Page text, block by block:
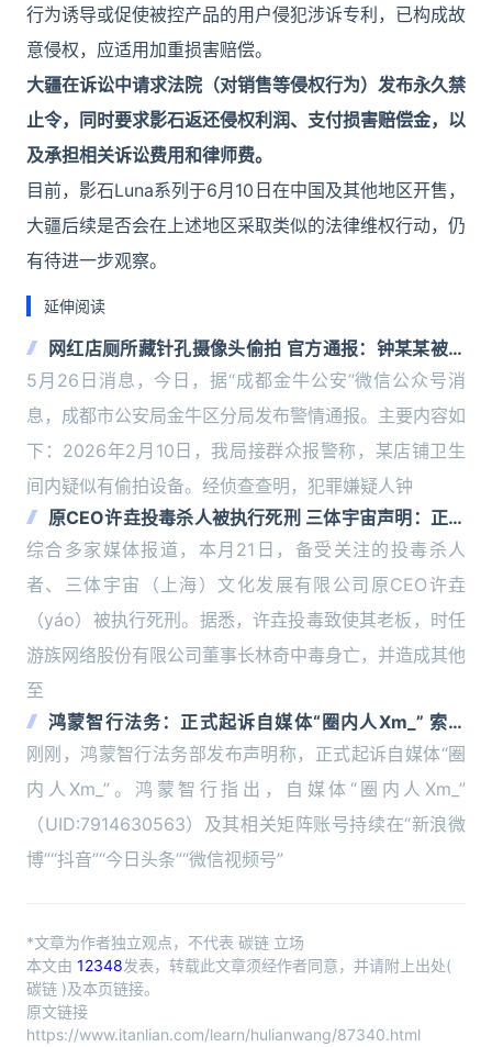
行为诱导或促使被控产品的用户侵犯涉诉专利，已构成故
意侵权，应适用加重损害赔偿。
大疆在诉讼中请求法院（对销售等侵权行为）发布永久禁
止令，同时要求影石返还侵权利润、支付损害赔偿金，以
及承担相关诉讼费用和律师费。
目前，影石Luna系列于6月10日在中国及其他地区开售，
大疆后续是否会在上述地区采取类似的法律维权行动，仍
有待进一步观察。
延伸阅读
网红店厕所藏针孔摄像头偷拍 官方通报：钟某某被批
捕 张某某取保候审
5月26日消息，今日，据“成都金牛公安”微信公众号消
息，成都市公安局金牛区分局发布警情通报。主要内容如
下：2026年2月10日，我局接群众报警称，某店铺卫生
间内疑似有偷拍设备。经侦查查明，犯罪嫌疑人钟
原CEO许垚投毒杀人被执行死刑 三体宇宙声明：正义
终得伸张
综合多家媒体报道，本月21日，备受关注的投毒杀人
者、三体宇宙（上海）文化发展有限公司原CEO许垚
（yáo）被执行死刑。据悉，许垚投毒致使其老板，时任
游族网络股份有限公司董事长林奇中毒身亡，并造成其他
至
鸿蒙智行法务：正式起诉自媒体“圈内人Xm_” 索赔
200万！
刚刚，鸿蒙智行法务部发布声明称，正式起诉自媒体“圈
内人Xm_”。鸿蒙智行指出，自媒体“圈内人Xm_”
（UID:7914630563）及其相关矩阵账号持续在“新浪微
博”“抖音”“今日头条”“微信视频号”
*文章为作者独立观点，不代表 碳链 立场
本文由 12348发表，转载此文章须经作者同意，并请附上出处(
碳链 )及本页链接。
原文链接
https://www.itanlian.com/learn/hulianwang/87340.html